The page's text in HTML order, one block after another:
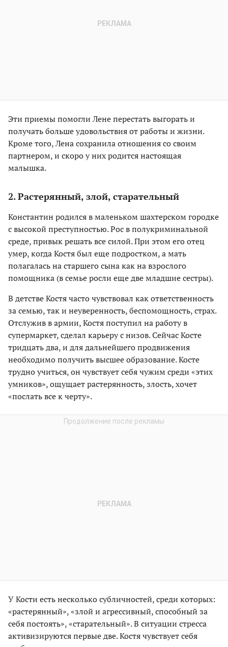
Эти приемы помогли Лене перестать выгорать и
получать больше удовольствия от работы и жизни.
Кроме того, Лена сохранила отношения со своим
партнером, и скоро у них родится настоящая
малышка.
2. Растерянный, злой, старательный
Константин родился в маленьком шахтерском городке
с высокой преступностью. Рос в полукриминальной
среде, привык решать все силой. При этом его отец
умер, когда Костя был еще подростком, а мать
полагалась на старшего сына как на взрослого
помощника (в семье росли еще две младшие сестры).
В детстве Костя часто чувствовал как ответственность
за семью, так и неуверенность, беспомощность, страх.
Отслужив в армии, Костя поступил на работу в
супермаркет, сделал карьеру с низов. Сейчас Косте
тридцать два, и для дальнейшего продвижения
необходимо получить высшее образование. Косте
трудно учиться, он чувствует себя чужим среди «этих
умников», ощущает растерянность, злость, хочет
«послать все к черту».
У Кости есть несколько субличностей, среди которых:
«растерянный», «злой и агрессивный, способный за
себя постоять», «старательный». В ситуации стресса
активизируются первые две. Костя чувствует себя